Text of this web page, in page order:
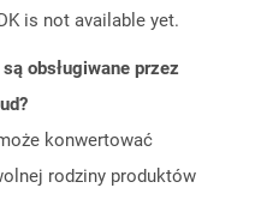
is not available yet.
obsługiwane przez
konwertować
rodziny produktów